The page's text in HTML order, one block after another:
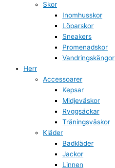
Skor
Inomhusskor
Löparskor
Sneakers
Promenadskor
Vandringskängor
Herr
Accessoarer
Kepsar
Midjeväskor
Ryggsäckar
Träningsväskor
Kläder
Badkläder
Jackor
Linnen